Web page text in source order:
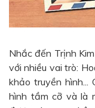
Nhắc đến Trịnh
với nhiều vai trò:
khảo truyền hình...
hình tầm cỡ và là